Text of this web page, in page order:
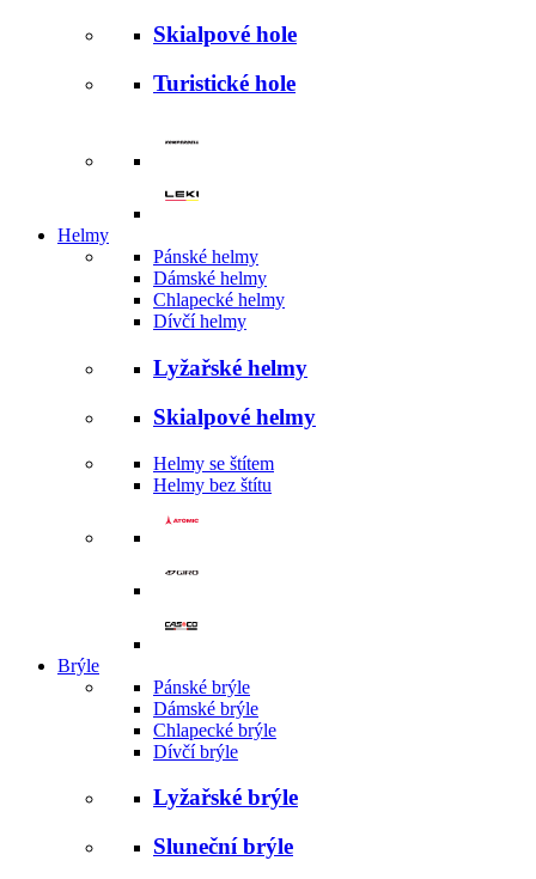
Skialpové hole
Turistické hole
Helmy
Pánské helmy
Dámské helmy
Chlapecké helmy
Dívčí helmy
Lyžařské helmy
Skialpové helmy
Helmy se štítem
Helmy bez štítu
Brýle
Pánské brýle
Dámské brýle
Chlapecké brýle
Dívčí brýle
Lyžařské brýle
Sluneční brýle